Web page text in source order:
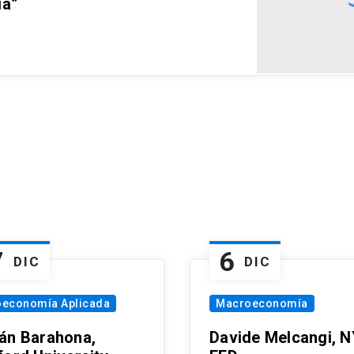
DIC
Aplicada
Barahona,
6 DIC
Macroeconomía
Davide Melcangi,